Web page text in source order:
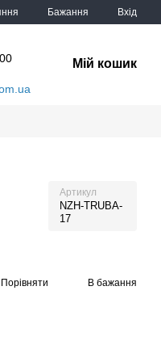
Бажання Вхід
Мій кошик
Артикул
NZH-TRUBA-
17
Порівняти В бажання